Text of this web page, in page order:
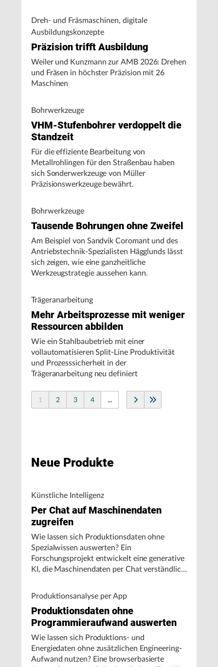
Dreh- und Fräsmaschinen, digitale
Ausbildungskonzepte
Präzision trifft Ausbildung
Weiler und Kunzmann zur AMB 2026: Drehen
und Fräsen in höchster Präzision mit 26
Maschinen
Bohrwerkzeuge
VHM-Stufenbohrer verdoppelt die
Standzeit
Für die effiziente Bearbeitung von
Metallrohlingen für den Straßenbau haben
sich Sonderwerkzeuge von Müller
Präzisionswerkzeuge bewährt.
Bohrwerkzeuge
Tausende Bohrungen ohne Zweifel
Am Beispiel von Sandvik Coromant und des
Antriebstechnik-Spezialisten Hägglunds lässt
sich zeigen, wie eine ganzheitliche
Werkzeugstrategie aussehen kann.
Trägeranarbeitung
Mehr Arbeitsprozesse mit weniger
Ressourcen abbilden
Wie ein Stahlbaubetrieb mit einer
vollautomatisieren Split-Line Produktivität
und Prozesssicherheit in der
Trägeranarbeitung neu definiert
1 2 3 4 ...
Neue Produkte
Künstliche Intelligenz
Per Chat auf Maschinendaten
zugreifen
Wie lassen sich Produktionsdaten ohne
Spezialwissen auswerten? Ein
Forschungsprojekt entwickelt eine generative
KI, die Maschinendaten per Chat verständlich
Produktionsanalyse per App
Produktionsdaten ohne
Programmieraufwand auswerten
Wie lassen sich Produktions- und
Energiedaten ohne zusätzlichen Engineering-
Aufwand nutzen? Eine browserbasierte